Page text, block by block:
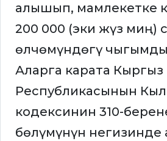
алышып, мамлекетке
200 000 (эки жүз миң)
өлчөмүндөгү
Аларга карата Кыргыз
Республикасынын
кодексинин 310-
бөлүмүнүн негизинде